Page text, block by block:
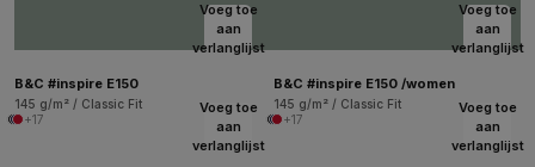
Voeg toe
aan
verlanglijst
B&C #inspire E150
145 g/m² / Classic Fit
+17
Voeg toe
aan
verlanglijst
B&C #inspire E150 /women
145 g/m² / Classic Fit
+17
Voeg toe
aan
verlanglijst
Voeg toe
aan
verlanglijst